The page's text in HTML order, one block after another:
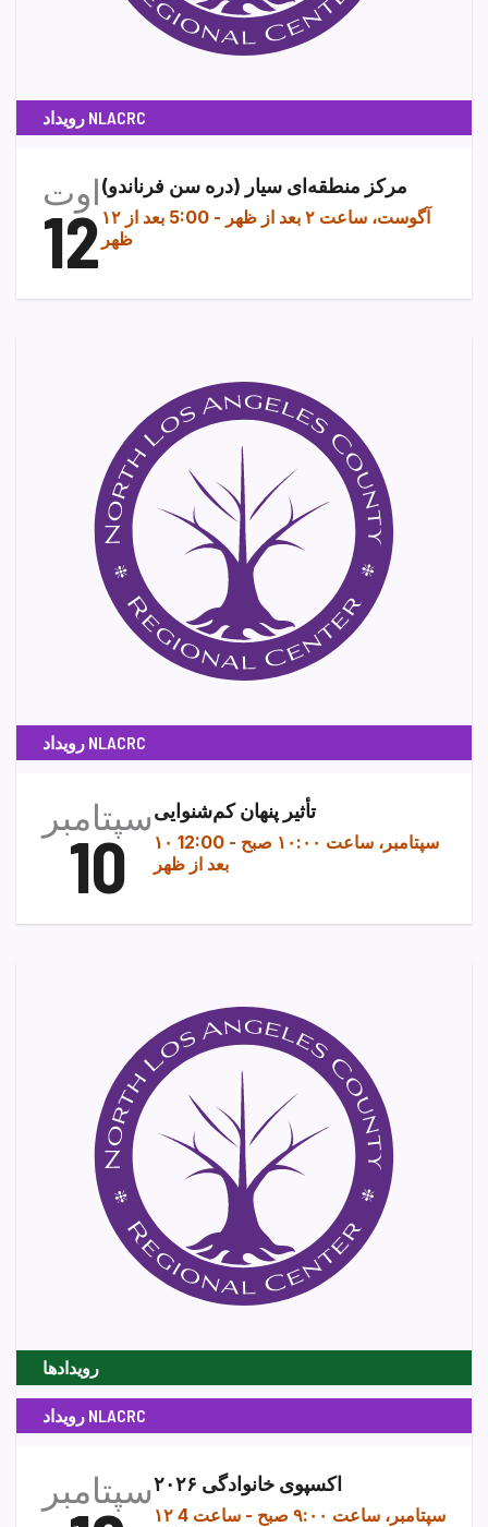
رویداد NLACRC
اوت
12
مرکز منطقه‌ای سیار (دره سن فرناندو)
۱۲ آگوست، ساعت ۲ بعد از ظهر -
5:00 بعد از
ظهر
رویداد NLACRC
سپتامبر
10
تأثیر پنهان کم‌شنوایی
۱۰ سپتامبر، ساعت ۱۰:۰۰ صبح -
12:00
بعد از ظهر
رویدادها
رویداد NLACRC
سپتامبر اکسپوی خانوادگی ۲۰۲۶
۱۲ سپتامبر، ساعت ۹:۰۰ صبح -
ساعت 4